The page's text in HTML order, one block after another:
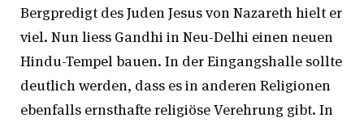
Bergpredigt des Juden Jesus von Nazareth hielt er
viel. Nun liess Gandhi in Neu-Delhi einen neuen
Hindu-Tempel bauen. In der Eingangshalle sollte
deutlich werden, dass es in anderen Religionen
ebenfalls ernsthafte religiöse Verehrung gibt. In